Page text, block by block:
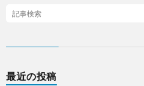
最近の投稿